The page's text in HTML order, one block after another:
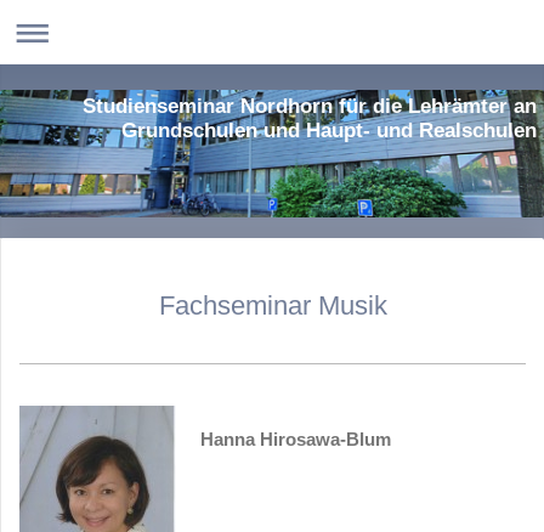
Studienseminar Nordhorn für die Lehrämter an
Grundschulen und Haupt- und Realschulen
Fachseminar Musik
Hanna Hirosawa-Blum